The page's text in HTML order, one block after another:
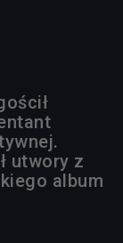
utwory z
album